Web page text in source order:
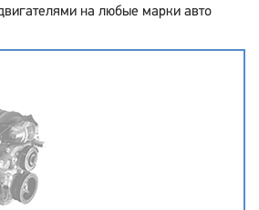
на любые марки авто